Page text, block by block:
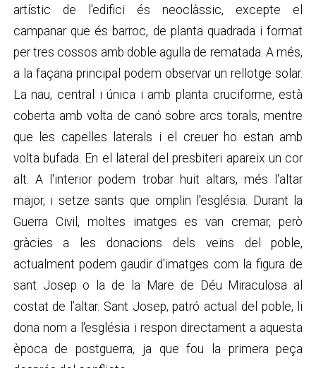
artístic de l'edifici és neoclàssic, excepte el
campanar que és barroc, de planta quadrada i format
per tres cossos amb doble agulla de rematada. A més,
a la façana principal podem observar un rellotge solar.
La nau, central i única i amb planta cruciforme, està
coberta amb volta de canó sobre arcs torals, mentre
que les capelles laterals i el creuer ho estan amb
volta bufada. En el lateral del presbiteri apareix un cor
alt. A l'interior podem trobar huit altars, més l'altar
major, i setze sants que omplin l'església. Durant la
Guerra Civil, moltes imatges es van cremar, però
gràcies a les donacions dels veïns del poble,
actualment podem gaudir d'imatges com la figura de
sant Josep o la de la Mare de Déu Miraculosa al
costat de l’altar. Sant Josep, patró actual del poble, li
dona nom a l'església i respon directament a aquesta
època de postguerra, ja que fou la primera peça